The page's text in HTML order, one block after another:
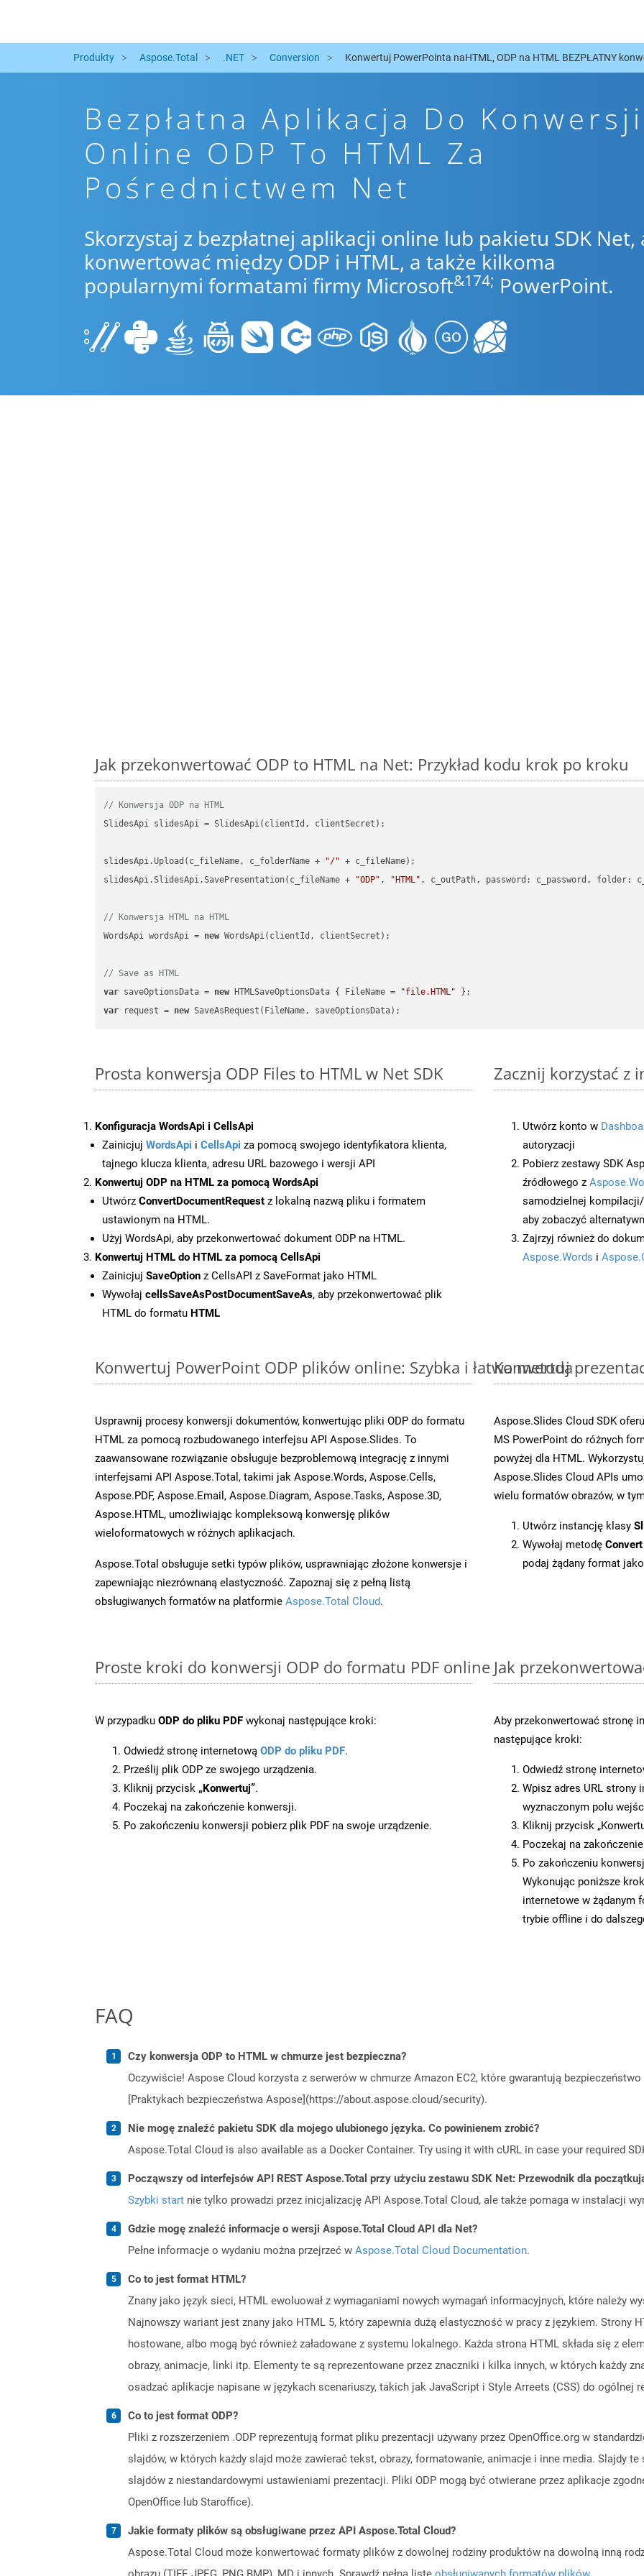
Produkty Aspose.Total .NET Conversion Konwertuj PowerPointa naHTML, ODP na HTML BEZPŁATNY
Bezpłatna Aplikacja Do Konwersji
Online ODP To HTML Za
Pośrednictwem Net
Skorzystaj z bezpłatnej aplikacji online lub pakietu SDK Net,
konwertować między ODP i HTML, a także kilkoma
popularnymi formatami firmy Microsoft&174; PowerPoint.
Jak przekonwertować ODP to HTML na Net: Przykład kodu krok po kroku
// Konwersja ODP na HTML
SlidesApi slidesApi = SlidesApi(clientId, clientSecret);
slidesApi.Upload(c_fileName, c_folderName + "/" + c_fileName);
slidesApi.SlidesApi.SavePresentation(c_fileName +
"ODP" , "HTML" , c_outPath, password : c_password, folder:
// Konwersja HTML na HTML
WordsApi wordsApi = new WordsApi(clientId, clientSecret);
// Save as HTML
var saveOptionsData = new HTMLSaveOptionsData { FileName = "file.HTML"
var request = new
Prosta konwersja ODP Files to HTML w Net SDK
Konfiguracja WordsApi i CellsApi
Zainicjuj WordsApi i CellsApi za pomocą swojego identyfikatora klienta,
tajnego klucza klienta, adresu URL bazowego i wersji API
Konwertuj ODP na HTML za pomocą WordsApi
Utwórz ConvertDocumentRequest z lokalną nazwą pliku i formatem
ustawionym na HTML.
Użyj WordsApi, aby przekonwertować dokument ODP na HTML.
Konwertuj HTML do HTML za pomocą CellsApi
Zainicjuj SaveOption z CellsAPI z SaveFormat jako HTML
Wywołaj cellsSaveAsPostDocumentSaveAs, aby przekonwertować plik
HTML do formatu HTML
Zacznij korzystać z
Utwórz konto w
autoryzacji
Pobierz zestawy SDK
źródłowego z
samodzielnej kompilacji/
aby zobaczyć
Zajrzyj również do
Aspose.Words i
Konwertuj PowerPoint ODP plików online: Szybka i łatwa metoda
Usprawnij procesy konwersji dokumentów, konwertując pliki ODP do formatu
HTML za pomocą rozbudowanego interfejsu API Aspose.Slides. To
zaawansowane rozwiązanie obsługuje bezproblemową integrację z innymi
interfejsami API Aspose.Total, takimi jak Aspose.Words, Aspose.Cells,
Aspose.PDF, Aspose.Email, Aspose.Diagram, Aspose.Tasks, Aspose.3D,
Aspose.HTML, umożliwiając kompleksową konwersję plików
wieloformatowych w różnych aplikacjach.
Aspose.Total obsługuje setki typów plików, usprawniając złożone konwersje i
zapewniając niezrównaną elastyczność. Zapoznaj się z pełną listą
obsługiwanych formatów na platformie Aspose.Total Cloud.
Konwertuj
Aspose.Slides Cloud SDK
MS PowerPoint do różnych
powyżej dla HTML.
Aspose.Slides Cloud APIs
wielu formatów obrazów, w tym
Utwórz instancję klasy
Wywołaj metodę Convert
podaj żądany format
Proste kroki do konwersji ODP do formatu PDF online
W przypadku ODP do pliku PDF wykonaj następujące kroki:
Odwiedź stronę internetową ODP do pliku PDF.
Prześlij plik ODP ze swojego urządzenia.
Kliknij przycisk „Konwertuj”.
Poczekaj na zakończenie konwersji.
Po zakończeniu konwersji pobierz plik PDF na swoje urządzenie.
Jak
Aby przekonwertować stronę
następujące kroki:
Odwiedź stronę
Wpisz adres URL strony
wyznaczonym polu
Kliknij przycisk
Poczekaj na
Po zakończeniu
Wykonując poniższe
internetowe w żądanym
trybie offline i do
FAQ
Czy konwersja ODP to HTML w chmurze jest bezpieczna?
Oczywiście! Aspose Cloud korzysta z serwerów w chmurze Amazon EC2, które gwarantują
[Praktykach bezpieczeństwa Aspose](https://about.aspose.cloud/security).
Nie mogę znaleźć pakietu SDK dla mojego ulubionego języka. Co powinienem zrobić?
Aspose.Total Cloud is also available as a Docker Container. Try using it with cURL in case your required
Począwszy od interfejsów API REST Aspose.Total przy użyciu zestawu SDK Net: Przewodnik dla
Szybki start nie tylko prowadzi przez inicjalizację API Aspose.Total Cloud, ale także pomaga w instalacji
Gdzie mogę znaleźć informacje o wersji Aspose.Total Cloud API dla Net?
Pełne informacje o wydaniu można przejrzeć w Aspose.Total Cloud Documentation.
Co to jest format HTML?
Znany jako język sieci, HTML ewoluował z wymaganiami nowych wymagań informacyjnych, które należy
Najnowszy wariant jest znany jako HTML 5, który zapewnia dużą elastyczność w pracy z językiem. Strony
hostowane, albo mogą być również załadowane z systemu lokalnego. Każda strona HTML składa się z
obrazy, animacje, linki itp. Elementy te są reprezentowane przez znaczniki i kilka innych, w których każdy
osadzać aplikacje napisane w językach scenariuszy, takich jak JavaScript i Style Arreets (CSS) do ogólnej
Co to jest format ODP?
Pliki z rozszerzeniem .ODP reprezentują format pliku prezentacji używany przez OpenOffice.org w
slajdów, w których każdy slajd może zawierać tekst, obrazy, formatowanie, animacje i inne media. Slajdy
slajdów z niestandardowymi ustawieniami prezentacji. Pliki ODP mogą być otwierane przez aplikacje
OpenOffice lub Staroffice).
Jakie formaty plików są obsługiwane przez API Aspose.Total Cloud?
Aspose.Total Cloud może konwertować formaty plików z dowolnej rodziny produktów na dowolną inną